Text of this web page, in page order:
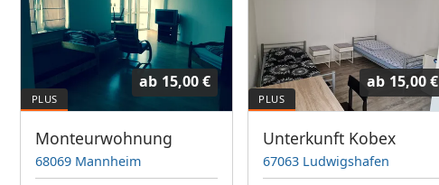
ab 15,00 €
Monteurwohnung
68069 Mannheim
ab 15,00 €
Unterkunft Kobex
67063 Ludwigshafen